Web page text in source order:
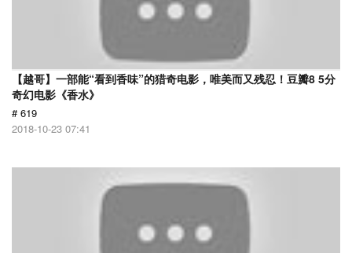
【越哥】一部能“看到香味”的猎奇电影，唯美而又残忍！豆瓣8 5分
奇幻电影《香水》
# 619
2018-10-23 07:41